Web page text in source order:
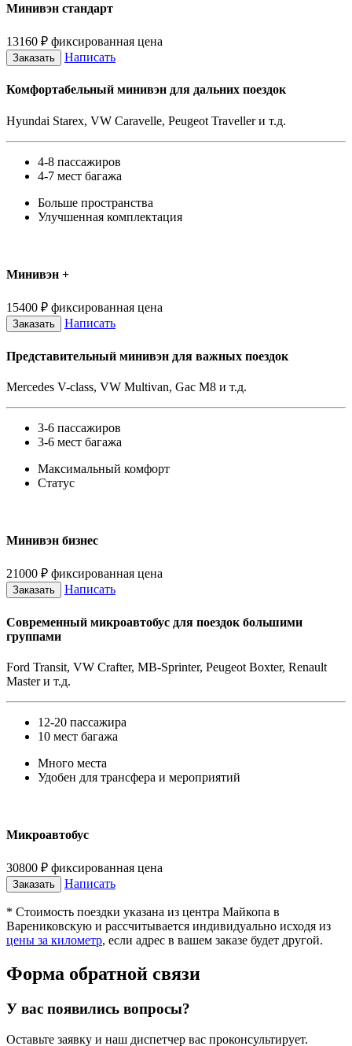
Минивэн стандарт
13160 ₽ фиксированная цена
Заказать Написать
Комфортабельный минивэн для дальних поездок
Hyundai Starex, VW Caravelle, Peugeot Traveller и т.д.
4-8 пассажиров
4-7 мест багажа
Больше пространства
Улучшенная комплектация
Минивэн +
15400 ₽ фиксированная цена
Заказать Написать
Представительный минивэн для важных поездок
Mercedes V-class, VW Multivan, Gac M8 и т.д.
3-6 пассажиров
3-6 мест багажа
Максимальный комфорт
Статус
Минивэн бизнес
21000 ₽ фиксированная цена
Заказать Написать
Современный микроавтобус для поездок большими
группами
Ford Transit, VW Crafter, MB-Sprinter, Peugeot Boxter, Renault
Master и т.д.
12-20 пассажира
10 мест багажа
Много места
Удобен для трансфера и мероприятий
Микроавтобус
30800 ₽ фиксированная цена
Заказать Написать
* Стоимость поездки указана из центра Майкопа в
Варениковскую и рассчитывается индивидуально исходя из
цены за километр, если адрес в вашем заказе будет другой.
Форма обратной связи
У вас появились вопросы?
Оставьте заявку и наш диспетчер вас проконсультирует.